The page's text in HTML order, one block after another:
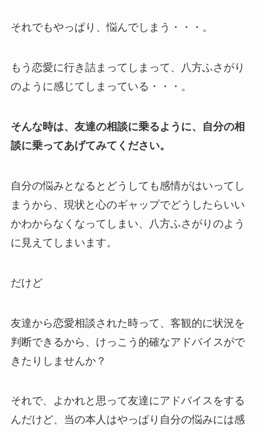
それでもやっぱり、悩んでしまう・・・。
もう恋愛に行き詰まってしまって、八方ふさがり
のように感じてしまっている・・・。
そんな時は、友達の相談に乗るように、自分の相
談に乗ってあげてみてください。
自分の悩みとなるとどうしても感情がはいってし
まうから、現状と心のギャップでどうしたらいい
かわからなくなってしまい、八方ふさがりのよう
に見えてしまいます。
だけど
友達から恋愛相談された時って、客観的に状況を
判断できるから、けっこう的確なアドバイスがで
きたりしませんか？
それで、よかれと思って友達にアドバイスをする
んだけど、当の本人はやっぱり自分の悩みには感